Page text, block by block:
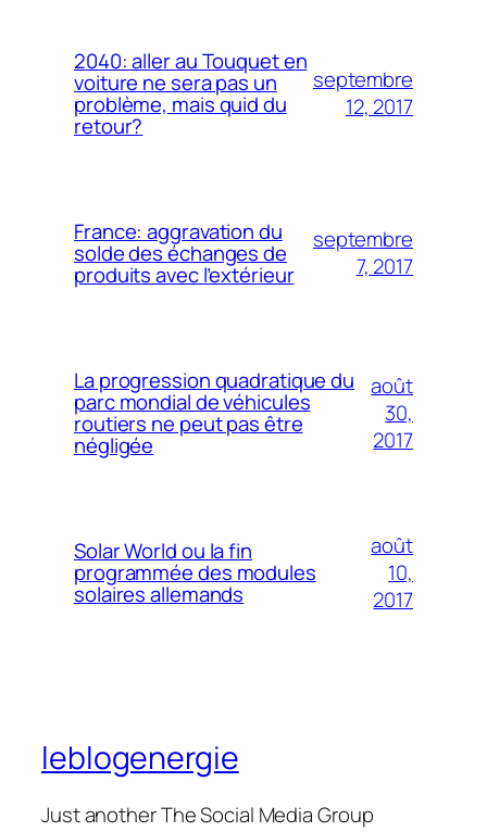
2040: aller au Touquet en
voiture ne sera pas un
problème, mais quid du
retour?
septembre
12, 2017
France: aggravation du
solde des échanges de
produits avec l’extérieur
septembre
7, 2017
La progression quadratique du
parc mondial de véhicules
routiers ne peut pas être
négligée
août
30,
2017
Solar World ou la fin
programmée des modules
solaires allemands
août
10,
2017
leblogenergie
Just another The Social Media Group